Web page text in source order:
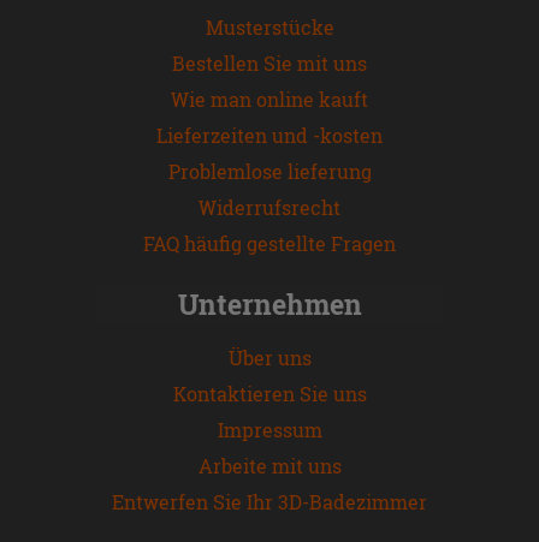
Musterstücke
Bestellen Sie mit uns
Wie man online kauft
Lieferzeiten und -kosten
Problemlose lieferung
Widerrufsrecht
FAQ häufig gestellte Fragen
Unternehmen
Über uns
Kontaktieren Sie uns
Impressum
Arbeite mit uns
Entwerfen Sie Ihr 3D-Badezimmer